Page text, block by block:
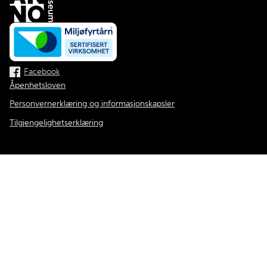
Facebook
Åpenhetsloven
Personvernerklæring og informasjonskapsler
Tilgjengelighetserklæring